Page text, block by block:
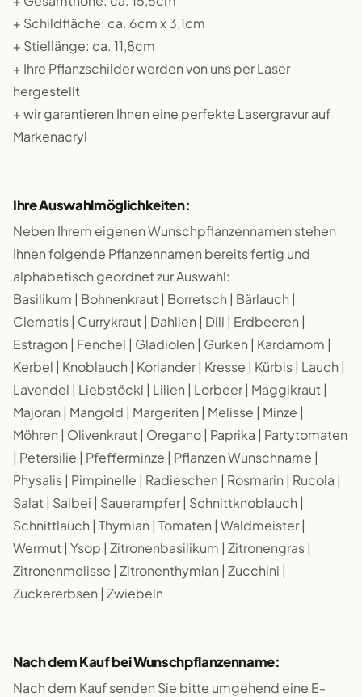
+ Schildfläche: ca. 6cm x 3,1cm
+ Stiellänge: ca. 11,8cm
+ Ihre Pflanzschilder werden von uns per Laser
hergestellt
+ wir garantieren Ihnen eine perfekte Lasergravur auf
Markenacryl
Ihre Auswahlmöglichkeiten:
Neben Ihrem eigenen Wunschpflanzennamen stehen
Ihnen folgende Pflanzennamen bereits fertig und
alphabetisch geordnet zur Auswahl:
Basilikum | Bohnenkraut | Borretsch | Bärlauch |
Clematis | Currykraut | Dahlien | Dill | Erdbeeren |
Estragon | Fenchel | Gladiolen | Gurken | Kardamom |
Kerbel | Knoblauch | Koriander | Kresse | Kürbis | Lauch |
Lavendel | Liebstöckl | Lilien | Lorbeer | Maggikraut |
Majoran | Mangold | Margeriten | Melisse | Minze |
Möhren | Olivenkraut | Oregano | Paprika | Partytomaten
| Petersilie | Pfefferminze | Pflanzen Wunschname |
Physalis | Pimpinelle | Radieschen | Rosmarin | Rucola |
Salat | Salbei | Sauerampfer | Schnittknoblauch |
Schnittlauch | Thymian | Tomaten | Waldmeister |
Wermut | Ysop | Zitronenbasilikum | Zitronengras |
Zitronenmelisse | Zitronenthymian | Zucchini |
Zuckererbsen | Zwiebeln
Nach dem Kauf bei Wunschpflanzenname:
Nach dem Kauf senden Sie bitte umgehend eine E-